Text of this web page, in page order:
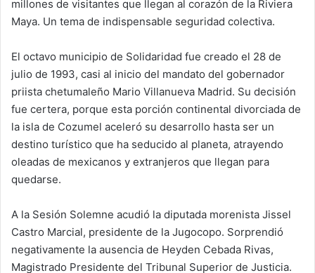
millones de visitantes que llegan al corazón de la Riviera
Maya. Un tema de indispensable seguridad colectiva.
El octavo municipio de Solidaridad fue creado el 28 de
julio de 1993, casi al inicio del mandato del gobernador
priista chetumaleño Mario Villanueva Madrid. Su decisión
fue certera, porque esta porción continental divorciada de
la isla de Cozumel aceleró su desarrollo hasta ser un
destino turístico que ha seducido al planeta, atrayendo
oleadas de mexicanos y extranjeros que llegan para
quedarse.
A la Sesión Solemne acudió la diputada morenista Jissel
Castro Marcial, presidente de la Jugocopo. Sorprendió
negativamente la ausencia de Heyden Cebada Rivas,
Magistrado Presidente del Tribunal Superior de Justicia.